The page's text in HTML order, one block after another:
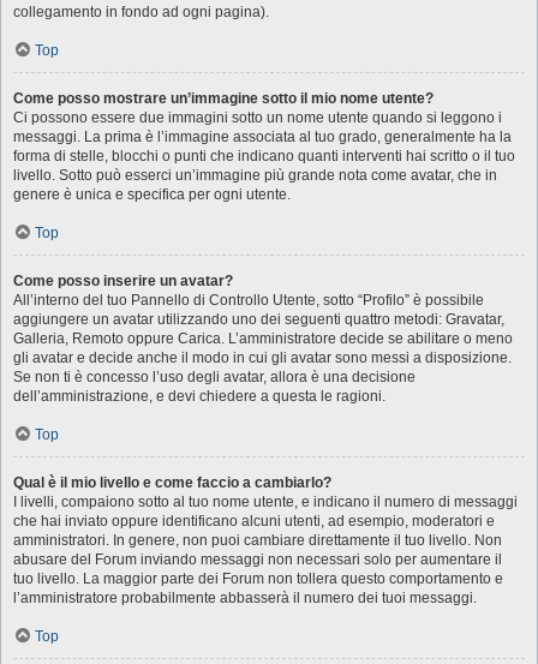
collegamento in fondo ad ogni pagina).
Top
Come posso mostrare un’immagine sotto il mio nome utente?
Ci possono essere due immagini sotto un nome utente quando si leggono i
messaggi. La prima è l’immagine associata al tuo grado, generalmente ha la
forma di stelle, blocchi o punti che indicano quanti interventi hai scritto o il tuo
livello. Sotto può esserci un’immagine più grande nota come avatar, che in
genere è unica e specifica per ogni utente.
Top
Come posso inserire un avatar?
All’interno del tuo Pannello di Controllo Utente, sotto “Profilo” è possibile
aggiungere un avatar utilizzando uno dei seguenti quattro metodi: Gravatar,
Galleria, Remoto oppure Carica. L’amministratore decide se abilitare o meno
gli avatar e decide anche il modo in cui gli avatar sono messi a disposizione.
Se non ti è concesso l’uso degli avatar, allora è una decisione
dell’amministrazione, e devi chiedere a questa le ragioni.
Top
Qual è il mio livello e come faccio a cambiarlo?
I livelli, compaiono sotto al tuo nome utente, e indicano il numero di messaggi
che hai inviato oppure identificano alcuni utenti, ad esempio, moderatori e
amministratori. In genere, non puoi cambiare direttamente il tuo livello. Non
abusare del Forum inviando messaggi non necessari solo per aumentare il
tuo livello. La maggior parte dei Forum non tollera questo comportamento e
l’amministratore probabilmente abbasserà il numero dei tuoi messaggi.
Top